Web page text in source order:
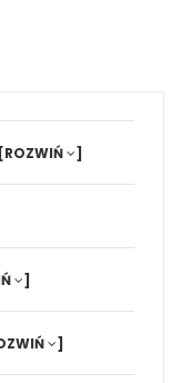
[ROZWIŃ ]
]
]